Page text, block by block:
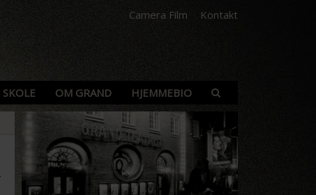
Camera Film Kontakt
SKOLE OM GRAND HJEMMEBIO